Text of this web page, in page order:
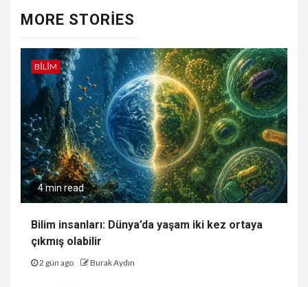
MORE STORIES
BILIM
4 min read
Bilim insanları: Dünya’da yaşam iki kez ortaya
çıkmış olabilir
2 gün ago Burak Aydın